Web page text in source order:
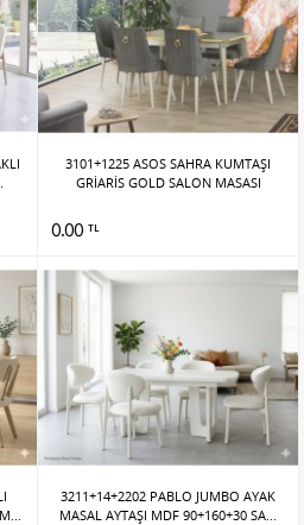
3101+1225 ASOS SAHRA KUMTAŞI
GRİARİS GOLD SALON MASASI
0.00 TL
3211+14+2202 PABLO JUMBO AYAK
MASAL AYTAŞI MDF 90+160+30 SA...